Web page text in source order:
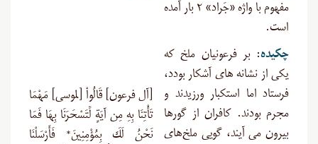
مفهوم با واژه «جَراد» ۲ بار آمده
است.
چکیده: بر فرعونیان ملخ که
یکی از نشانه‏ هاى آشکار بودد،
فرستاد اما استکبار ورزیدند و
مجرم بودند. کافران از گورها
بیرون مى ‏آیند، گویی ملخ‌هاى
[آل فرعون] قَالُواْ [لموسی] مَهْمَا
تَأْتِنَا بِهِ مِن آيَةٍ لِّتَسْحَرَنَا بِهَا فَمَا
نَحْنُ لَكَ بِمُؤْمِنِينَ* فَأَرْسَلْنَا